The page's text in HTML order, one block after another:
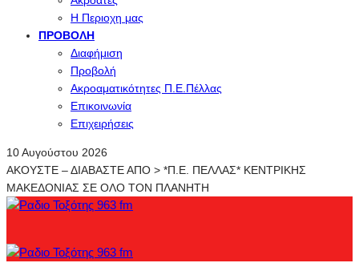
Η Περιοχη μας
ΠΡΟΒΟΛΉ
Διαφήμιση
Προβολή
Ακροαματικότητες Π.Ε.Πέλλας
Επικοινωνία
Επιχειρήσεις
10 Αυγούστου 2026
ΑΚΟΥΣΤΕ – ΔΙΑΒΑΣΤΕ ΑΠΟ > *Π.Ε. ΠΕΛΛΑΣ* ΚΕΝΤΡΙΚΗΣ
ΜΑΚΕΔΟΝΙΑΣ ΣΕ ΟΛΟ ΤΟΝ ΠΛΑΝΗΤΗ